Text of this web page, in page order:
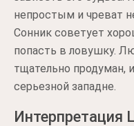
непростым и чреват
Сонник советует
попасть в ловушку.
тщательно продуман,
серьезной западне.
Интерпретация